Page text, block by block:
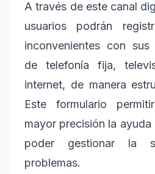
A través de este canal
usuarios podrán
inconvenientes con sus
de telefonía fija,
internet, de manera
Este formulario
mayor precisión la ayuda
poder gestionar la
problemas.